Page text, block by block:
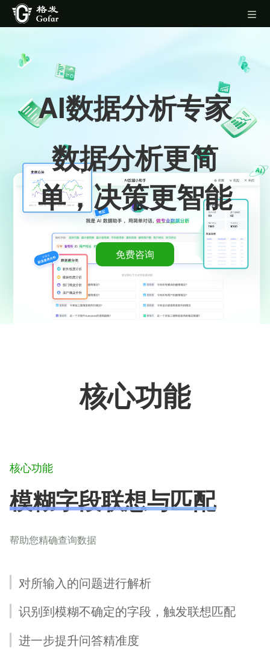
AI数据分析专家
数据分析更简
单，决策更智能
免费咨询
核心功能
核心功能
模糊字段联想与匹配
帮助您精确查询数据
对所输入的问题进行解析
识别到模糊不确定的字段，触发联想匹配
进一步提升问答精准度